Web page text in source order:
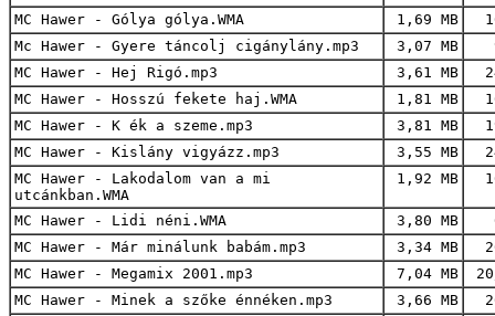
MC Hawer - Gólya gólya.WMA 1,69 MB
Mc Hawer - Gyere táncolj cigánylány.mp3
3,07 MB
MC Hawer - Hej Rigó.mp3
3,61 MB
MC Hawer - Hosszú fekete haj.WMA
1,81 MB
MC Hawer - K ék a szeme.mp3
3,81 MB
MC Hawer - Kislány vigyázz.mp3
3,55 MB
MC Hawer - Lakodalom van a mi
utcánkban.WMA
1,92 MB
MC Hawer - Lidi néni.WMA 3,80 MB
MC Hawer - Már minálunk babám.mp3
3,34 MB
MC Hawer - Megamix 2001.mp3
7,04 MB
MC Hawer - Minek a szőke énnéken.mp3
3,66 MB